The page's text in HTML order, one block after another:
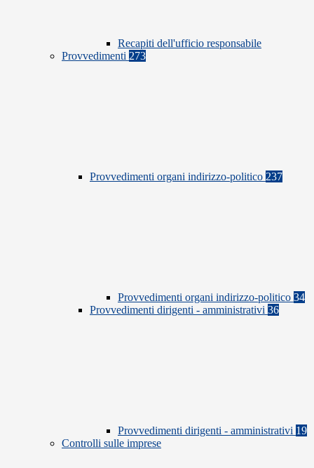
Recapiti dell'ufficio responsabile
Provvedimenti 273
Provvedimenti organi indirizzo-politico 237
Provvedimenti organi indirizzo-politico 34
Provvedimenti dirigenti - amministrativi 36
Provvedimenti dirigenti - amministrativi 19
Controlli sulle imprese